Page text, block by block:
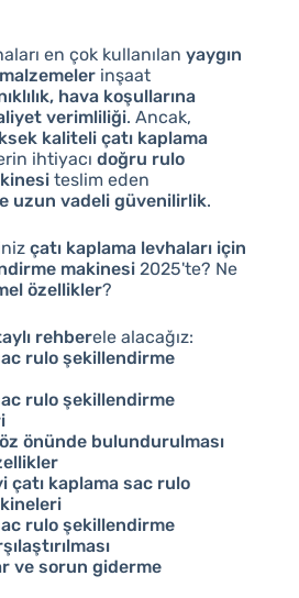
en çok kullanılan yaygın
inşaat
hava koşullarına
verimliliği. Ancak,
kaliteli çatı kaplama
ihtiyacı doğru rulo
teslim eden
uzun vadeli güvenilirlik.
çatı kaplama levhaları için
makinesi2025'te? Ne
özellikler?
rehberele alacağız:
rulo şekillendirme
rulo şekillendirme
önünde bulundurulması
çatı kaplama sac rulo
rulo şekillendirme
ve sorun giderme